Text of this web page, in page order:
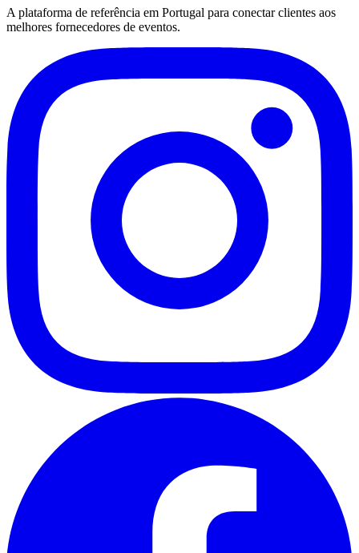
A plataforma de referência em Portugal para conectar clientes aos
melhores fornecedores de eventos.